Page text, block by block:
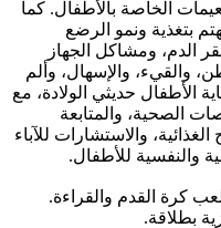
الخاصة بالأطفال. كما
بتغذية ونمو الرضع
الدم، ومشاكل الجهاز
والقيء، والإسهال، وألم
الأطفال حديثي الولادة، مع
الصحية، والمتابعة
والاستشارات للآباء
والنفسية للأطفال.
كرة القدم والقراءة.
بطلاقة.